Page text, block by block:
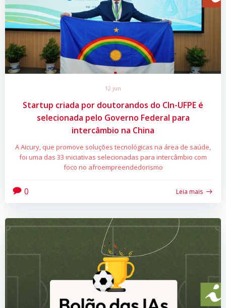
12 jun
Startup criada por doutorandos do CIn-UFPE é
selecionada pelo Governo Federal para
intercâmbio na China
A Aicury, que promove soluções tecnológicas na área de saúde,
foi uma das 33 iniciativas selecionadas para intercâmbio com
foco no afroempreendedorismo
0 Leia mais